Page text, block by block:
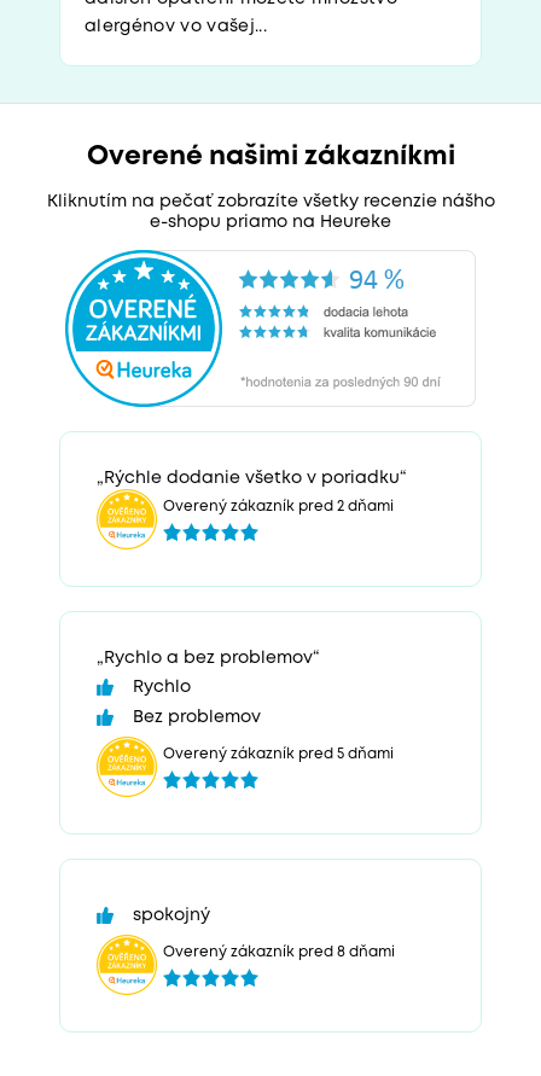
alergénov vo vašej...
Overené našimi zákazníkmi
Kliknutím na pečať zobrazíte všetky recenzie nášho
e-shopu priamo na Heureke
„Rýchle dodanie všetko v poriadku“
Overený zákazník pred 2 dňami
„Rychlo a bez problemov“
Rychlo
Bez problemov
Overený zákazník pred 5 dňami
spokojný
Overený zákazník pred 8 dňami